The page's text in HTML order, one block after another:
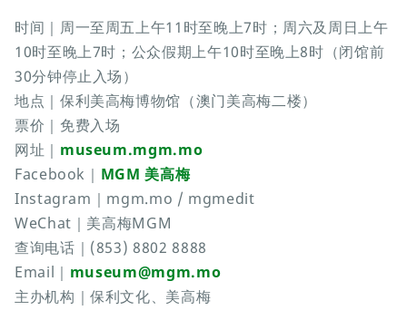
时间｜周一至周五上午11时至晚上7时；周六及周日上午
10时至晚上7时；公众假期上午10时至晚上8时（闭馆前
30分钟停止入场）
地点｜保利美高梅博物馆（澳门美高梅二楼）
票价｜免费入场
网址｜ museum.mgm.mo
Facebook｜ MGM 美高梅
Instagram｜mgm.mo / mgmedit
WeChat｜美高梅MGM
查询电话｜(853) 8802 8888
Email｜ museum@mgm.mo
主办机构｜保利文化、美高梅